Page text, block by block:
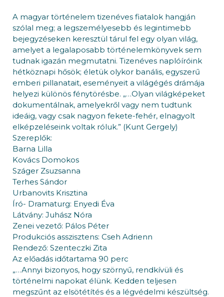
A magyar történelem tizenéves fiatalok hangján
szólal meg; a legszemélyesebb és legintimebb
bejegyzéseken keresztül tárul fel egy olyan világ,
amelyet a legalaposabb történelemkönyvek sem
tudnak igazán megmutatni. Tizenéves naplóíróink
hétköznapi hősök; életük olykor banális, egyszerű
emberi pillanatait, eseményeit a világégés drámája
helyezi különös fénytörésbe. „…Olyan világképeket
dokumentálnak, amelyekről vagy nem tudtunk
ideáig, vagy csak nagyon fekete-fehér, elnagyolt
elképzeléseink voltak róluk.” (Kunt Gergely)
Szereplők:
Barna Lilla
Kovács Domokos
Száger Zsuzsanna
Terhes Sándor
Urbanovits Krisztina
Író- Dramaturg: Enyedi Éva
Látvány: Juhász Nóra
Zenei vezető: Pálos Péter
Produkciós asszisztens: Cseh Adrienn
Rendező: Szenteczki Zita
Az előadás időtartama 90 perc
„…Annyi bizonyos, hogy szörnyű, rendkívüli és
történelmi napokat élünk. Kedden teljesen
megszűnt az elsötétítés és a légvédelmi készültség.